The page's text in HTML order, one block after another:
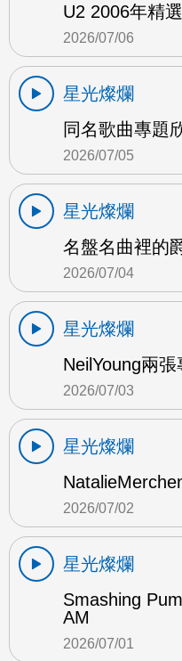
U2 2006年精
2026/07/06
星光燦爛
同名歌曲專題
2026/07/05
星光燦爛
名盤名曲裡的
2026/07/04
星光燦爛
NeilYoung兩
2026/07/03
星光燦爛
2026/07/02
星光燦爛
Smashing
AM
2026/07/01